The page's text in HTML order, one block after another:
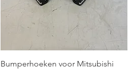
Bumperhoeken voor Mitsubishi